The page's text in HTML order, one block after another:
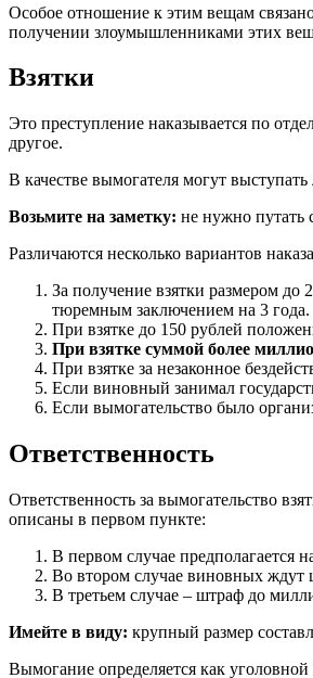
Особое отношение к этим вещам
получении злоумышленниками этих
Взятки
Это преступление наказывается по
другое.
В качестве вымогателя могут
Возьмите на заметку: не нужно путать
Различаются несколько вариантов
За получение взятки размером
тюремным заключением на 3 года.
При взятке до 150 рублей
При взятке суммой более
При взятке за незаконное
Если виновный занимал
Если вымогательство было
Ответственность
Ответственность за вымогательство
описаны в первом пункте:
В первом случае предполагается
Во втором случае виновных ждут
В третьем случае – штраф до
Имейте в виду: крупный размер
Вымогание определяется как